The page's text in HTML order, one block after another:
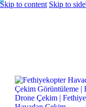
Skip to content Skip to